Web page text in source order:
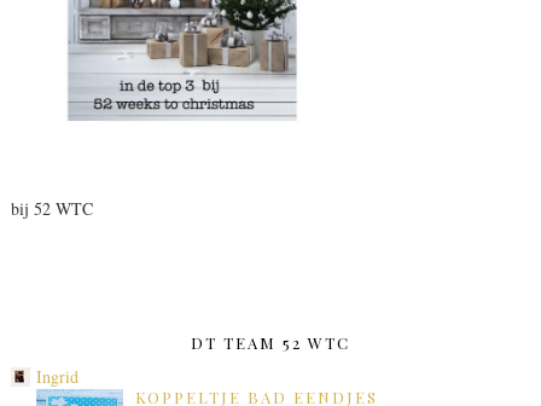
bij 52 WTC
DT TEAM 52 WTC
Ingrid
KOPPELTJE BAD EENDJES